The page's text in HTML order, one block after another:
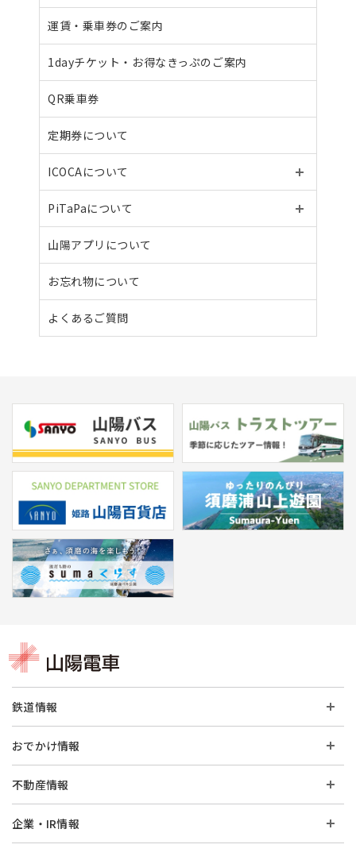
運賃・乗車券のご案内
1dayチケット・ お得なきっぷのご案内
QR乗車券
定期券について
ICOCAについて
PiTaPaについて
山陽アプリについて
お忘れ物について
よくあるご質問
鉄道情報
おでかけ情報
不動産情報
企業・IR情報